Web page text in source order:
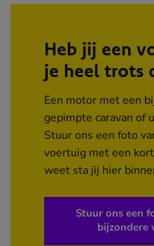
Heb jij een
je heel trots
Een motor met een
gepimpte caravan of
Stuur ons een foto
voertuig met een
weet sta jij hier
Stuur ons een
bijzondere